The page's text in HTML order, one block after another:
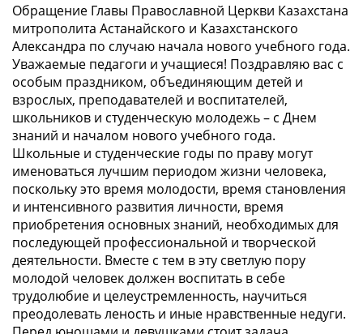
Обращение Главы Православной Церкви Казахстана
митрополита Астанайского и Казахстанского
Александра по случаю начала нового учебного года.
Уважаемые педагоги и учащиеся! Поздравляю вас с
особым праздником, объединяющим детей и
взрослых, преподавателей и воспитателей,
школьников и студенческую молодежь – с Днем
знаний и началом нового учебного года.
Школьные и студенческие годы по праву могут
именоваться лучшим периодом жизни человека,
поскольку это время молодости, время становления
и интенсивного развития личности, время
приобретения основных знаний, необходимых для
последующей профессиональной и творческой
деятельности. Вместе с тем в эту светлую пору
молодой человек должен воспитать в себе
трудолюбие и целеустремленность, научиться
преодолевать леность и иные нравственные недуги.